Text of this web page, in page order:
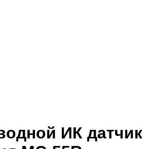
ИК датчик